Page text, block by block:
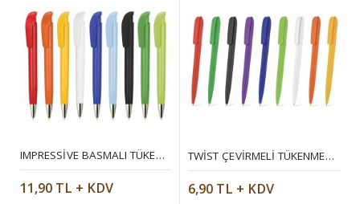
IMPRESSIVE BASMALI TÜKENMEZ KALEM
11,90 TL + KDV
TWIST ÇEVIRMELI TÜKENMEZ KALEM
6,90 TL + KDV